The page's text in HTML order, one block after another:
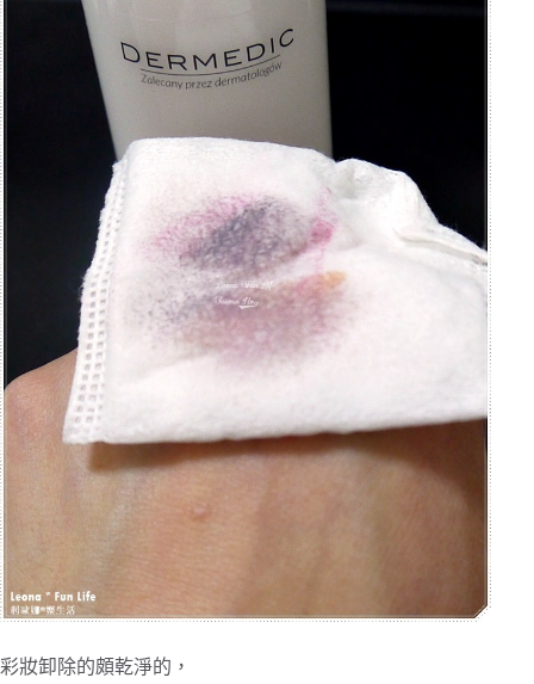
彩妝卸除的頗乾淨的，